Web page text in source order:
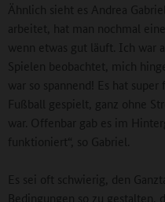
Ähnlich sieht es Andrea
arbeitet, hat man nochmal
wenn etwas gut läuft. Ich war
Spielen beobachtet, mich
war so spannend! Es hat
Fußball gespielt, ganz ohne
war. Offenbar gab es im
funktioniert“, so Gabriel.
Es sei oft schwierig, den
Bedingungen so zu gestalten,